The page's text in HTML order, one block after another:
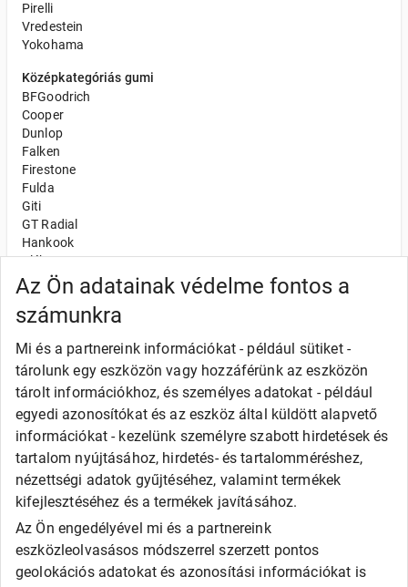
Az Ön adatainak védelme fontos a
számunkra
Mi és a partnereink információkat - például sütiket -
tárolunk egy eszközön vagy hozzáférünk az eszközön
tárolt információkhoz, és személyes adatokat - például
egyedi azonosítókat és az eszköz által küldött alapvető
információkat - kezelünk személyre szabott hirdetések és
tartalom nyújtásához, hirdetés- és tartalomméréshez,
nézettségi adatok gyűjtéséhez, valamint termékek
kifejlesztéséhez és a termékek javításához.
Az Ön engedélyével mi és a partnereink
eszközleolvasásos módszerrel szerzett pontos
geolokációs adatokat és azonosítási információkat is
Pirelli
Vredestein
Yokohama
Középkategóriás gumi
BFGoodrich
Cooper
Dunlop
Falken
Firestone
Fulda
Giti
GT Radial
Hankook
Kléber
Kumho
Nexen
Semperit
Uniroyal
Olcsó gumi
Apollo
Barum
Debica
Fortune
General
Goodride
Kingstar
Laufenn
LEAO